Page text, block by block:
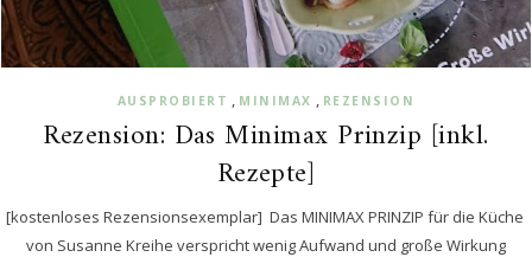
AUSPROBIERT , MINIMAX , REZENSION
Rezension: Das Minimax Prinzip [inkl.
Rezepte]
[kostenloses Rezensionsexemplar] Das MINIMAX PRINZIP für die Küche
von Susanne Kreihe verspricht wenig Aufwand und große Wirkung